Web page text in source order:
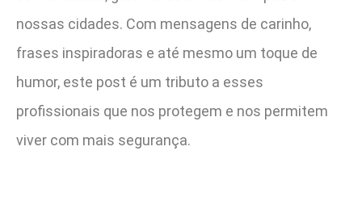
nossas cidades. Com mensagens de carinho,
frases inspiradoras e até mesmo um toque de
humor, este post é um tributo a esses
profissionais que nos protegem e nos permitem
viver com mais segurança.